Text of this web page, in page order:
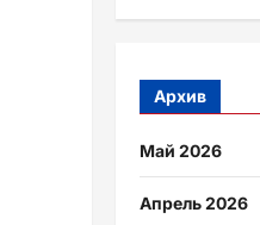
Архив
Май 2026
Апрель 2026